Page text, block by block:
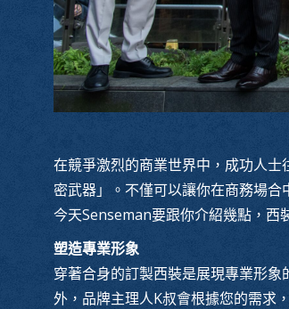
在競爭激烈的商業世界中，成功人
密武器」。不僅可以讓你在商務場合
今天Senseman要跟你介紹幾點，西
塑造專業形象
穿著合身的訂製西裝是展現專業形
外，品牌主理人K叔會根據您的需求